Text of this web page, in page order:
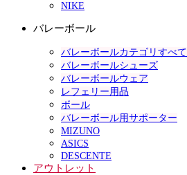
NIKE
バレーボール
バレーボールカテゴリすべて
バレーボールシューズ
バレーボールウェア
レフェリー用品
ボール
バレーボール用サポーター
MIZUNO
ASICS
DESCENTE
アウトレット